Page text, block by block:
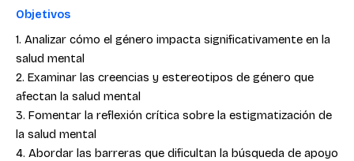
Objetivos
1. Analizar cómo el género impacta significativamente en la
salud mental
2. Examinar las creencias y estereotipos de género que
afectan la salud mental
3. Fomentar la reflexión crítica sobre la estigmatización de
la salud mental
4. Abordar las barreras que dificultan la búsqueda de apoyo